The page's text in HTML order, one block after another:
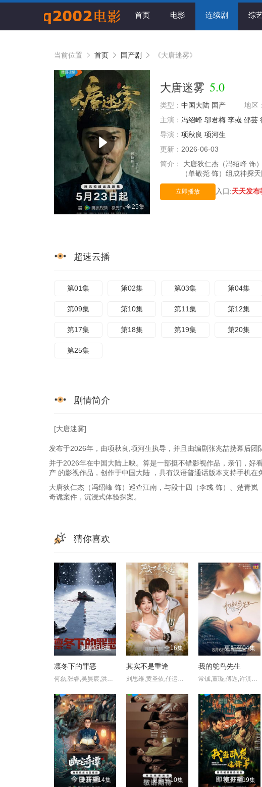
首页 电影 连续剧 综
当前位置 首页 国产剧 《大唐迷雾》
全25集
大唐迷雾 5.0
类型： 中国大陆 国产 地区：
主演： 冯绍峰 邬君梅 李彧 邵芸
导演： 项秋良 项河生
更新： 2026-06-03
简介：
大唐狄仁杰（冯绍峰 饰
（单敬尧 饰）组成神探
立即播放 入口:天天发布
超速云播
第01集 第02集 第03集 第04集
第09集 第10集 第11集 第12集
第17集 第18集 第19集 第20集
第25集
剧情简介
[大唐迷雾]
发布于2026年，由项秋良,项河生执导，并且由编剧张兆喆携幕后团
并于2026年在中国大陆上映。算是一部挺不错影视作品，亲们，好
产 的影视作品，创作于中国大陆 ，具有汉语普通话版本支持手机在
大唐狄仁杰（冯绍峰 饰）巡查江南，与段十四（李彧 饰）、楚青
奇诡案件，沉浸式体验探案。
猜你喜欢
更新至18集
凛冬下的罪恶
何磊,张睿,吴昊宸,洪爽,王大奇,嘉泽,孙之鸿,肖涵,左腾云,刘伟峰,王心嫚,窦新豪,苏宥辰,李繁,刘亭希,刘朔豪,洪冰瑶,刘佳萌,李蒲赫,徐章
全16集
其实不是重逢
刘思维,黄圣依,任运杰,金子璇,吴添豪,王欣政,刘佳烨,刘允儿
更新至04集
我的鸵鸟先生
常铖,董璇,傅迦,许淇杰,苏晓彤,宋雨霏,何洛洛,贾笑涵,方晓东,陈冠甯,王若衫,胡晓龙
更新至14集 更新至10集 更新至19集